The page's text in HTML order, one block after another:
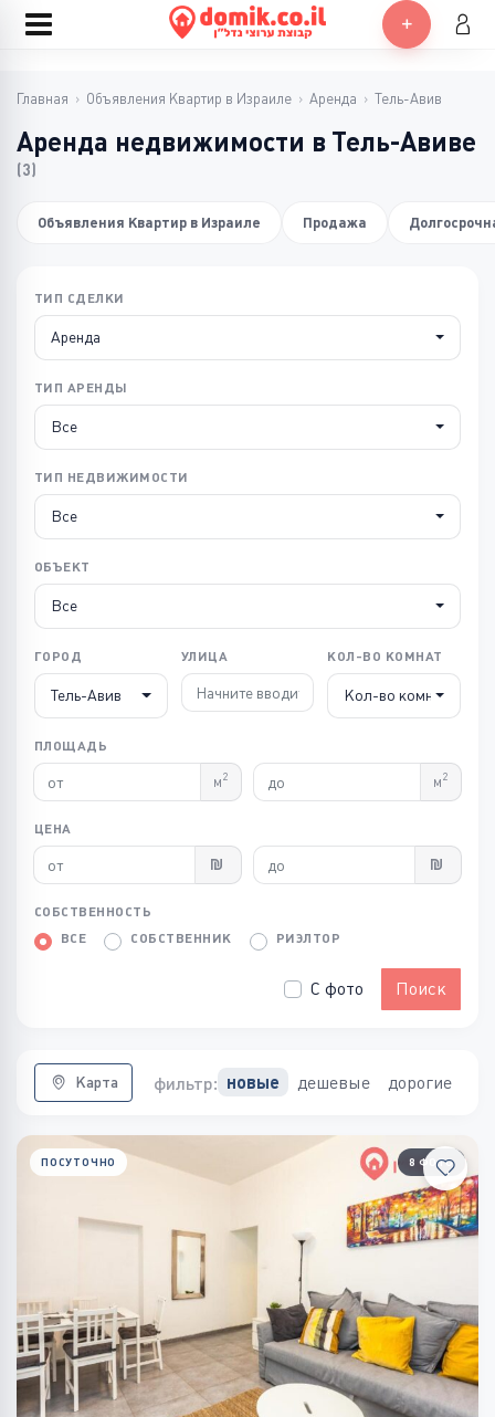
Главная › Объявления Квартир в Израиле › Аренда › Тель-Авив
Аренда недвижимости в Тель-Авиве
(3)
Объявления Квартир в Израиле Продажа
ТИП СДЕЛКИ
Аренда
ТИП АРЕНДЫ
Все
ТИП НЕДВИЖИМОСТИ
Все
ОБЪЕКТ
Все
ГОРОД
Тель-Авив
УЛИЦА КОЛ-ВО КОМНАТ
Кол-во комнат
ПЛОЩАДЬ
м2 м2
ЦЕНА
СОБСТВЕННОСТЬ
ВСЕ
СОБСТВЕННИК РИЭЛТОР
С фото Поиск
Карта фильтр: новые дешевые дорогие
8 ФОТО
ПОСУТОЧНО